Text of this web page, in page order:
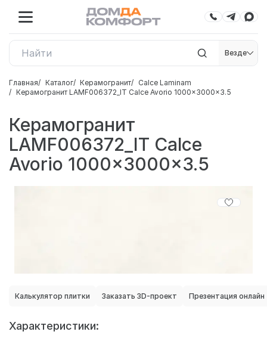
Везде
Главная Каталог Керамогранит
Calce Laminam
Керамогранит LAMF006372_IT Calce Avorio 1000x3000x3.5
Керамогранит
LAMF006372_IT Calce
Avorio 1000x3000x3.5
Калькулятор плитки Заказать 3D-проект Презентация онлайн
Характеристики: